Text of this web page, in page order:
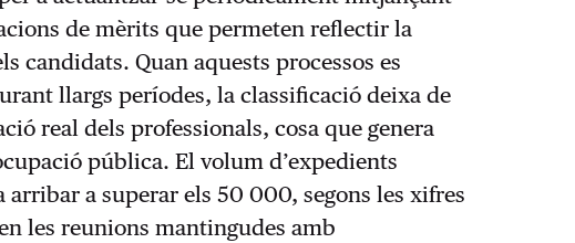
de mèrits que permeten reflectir la
candidats. Quan aquests processos es
llargs períodes, la classificació deixa de
real dels professionals, cosa que genera
pública. El volum d’expedients
arribar a superar els 50 000, segons les xifres
les reunions mantingudes amb